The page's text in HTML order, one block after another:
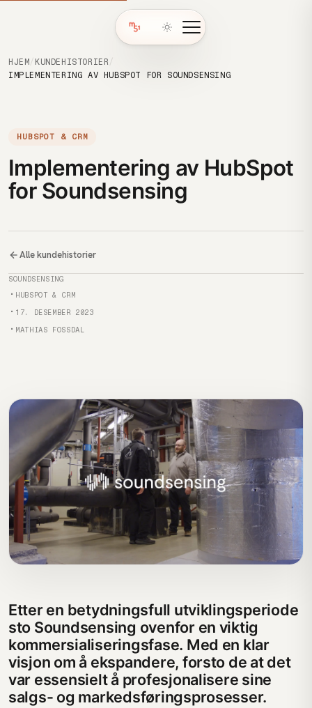
HJEM / KUNDEHISTORIER /
IMPLEMENTERING AV HUBSPOT FOR SOUNDSENSING
HUBSPOT & CRM
Implementering av HubSpot
for Soundsensing
Alle kundehistorier
Kunde
SOUNDSENSING
Kategori
HUBSPOT & CRM
Publisert
17. DESEMBER 2023
Forfatter
MATHIAS FOSSDAL
Etter en betydningsfull utviklingsperiode
sto Soundsensing ovenfor en viktig
kommersialiseringsfase. Med en klar
visjon om å ekspandere, forsto de at det
var essensielt å profesjonalisere sine
salgs- og markedsføringsprosesser.